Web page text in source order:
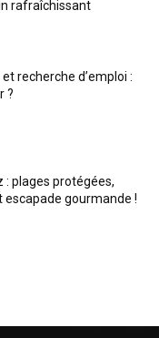
rafraîchissant
recherche d’emploi :
?
plages protégées,
gourmande !